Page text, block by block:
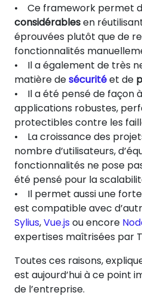
• Ce framework permet
considérablesen
éprouvées plutôt que de
fonctionnalités
• Il a également de très
matière desécuritéet de
• Il a été pensé de façon
applications robustes,
protectibles contre les
• La croissance des
nombre d’utilisateurs,
fonctionnalités ne pose
été pensé pour la
• Il permet aussi une forte
est compatible avec
Sylius,Vue.js ou encore
expertises maîtrisées par
Toutes ces raisons,
est aujourd’hui à ce point
de l’entreprise.